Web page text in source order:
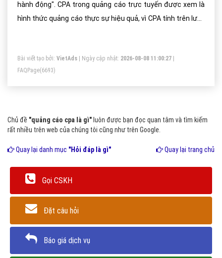
hành động". CPA trong quảng cáo trực tuyến được xem là
hình thức quảng cáo thực sự hiệu quả, vì CPA tính trên lượt
hình thức quảng cáo CPC (tính phí trên lượt Click) và quảng
cáo CPM (tính phí trên lượt hiển thị).
Bài viết tạo bởi: VietAds | Ngày cập nhật: 2026-08-08 11:00:27
FAQPage(6693)
Chủ đề "quảng cáo cpa là gì" luôn được bạn đọc quan tâm và tìm kiếm
rất nhiều trên web của chúng tôi cũng như trên Google.
Quay lại danh mục "Hỏi đáp là gì" Quay lại trang chủ
Gọi CSKH
Đặt câu hỏi
Báo giá dịch vụ